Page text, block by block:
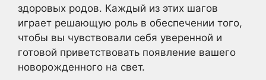
здоровых родов. Каждый из этих шагов
играет решающую роль в обеспечении того,
чтобы вы чувствовали себя уверенной и
готовой приветствовать появление вашего
новорожденного на свет.